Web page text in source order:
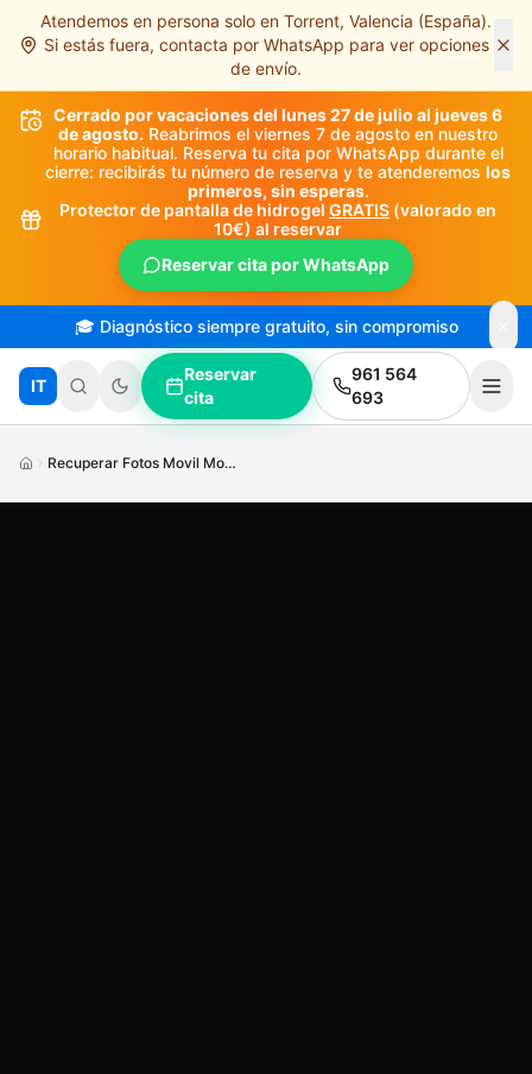
Saltar al contenido principal
Atendemos en persona solo en Torrent, Valencia (España).
Si estás fuera, contacta por WhatsApp para ver opciones
de envío.
Cerrado por vacaciones del lunes 27 de julio al jueves 6
de agosto. Reabrimos el viernes 7 de agosto en nuestro
horario habitual. Reserva tu cita por WhatsApp durante el
cierre: recibirás tu número de reserva y te atenderemos los
primeros, sin esperas.
Protector de pantalla de hidrogel GRATIS (valorado en
10€) al reservar
Reservar cita por WhatsApp
🎓 Diagnóstico siempre gratuito, sin compromiso
IT
Reservar
cita
961 564
693
Recuperar Fotos Movil Mojado No Enciende